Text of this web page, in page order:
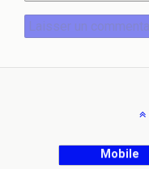
Mobile